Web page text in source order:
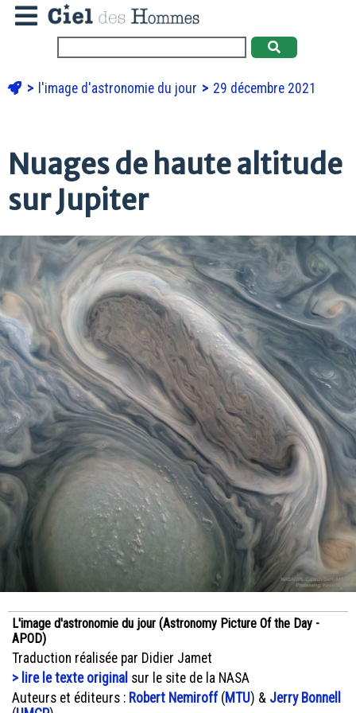
l'image d'astronomie du jour 29 décembre 2021
Nuages de haute altitude
sur Jupiter
L'image d'astronomie du jour (Astronomy Picture Of the Day -
APOD)
Traduction réalisée par Didier Jamet
> lire le texte original sur le site de la NASA
Auteurs et éditeurs : Robert Nemiroff(MTU) & Jerry Bonnell